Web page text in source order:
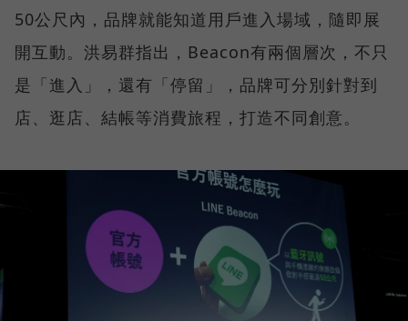
50公尺內，品牌就能知道用戶進入場域，隨即展
開互動。洪易群指出，Beacon有兩個層次，不只
是「進入」，還有「停留」，品牌可分別針對到
店、逛店、結帳等消費旅程，打造不同創意。